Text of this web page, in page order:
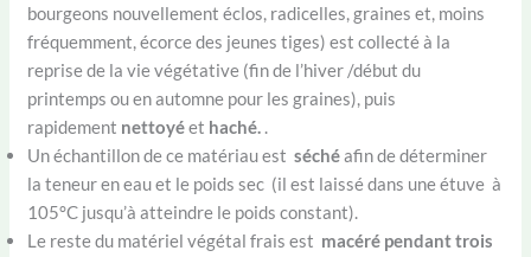
bourgeons nouvellement éclos, radicelles, graines et, moins
fréquemment, écorce des jeunes tiges) est collecté à la
reprise de la vie végétative (fin de l’hiver /début du
printemps ou en automne pour les graines), puis
rapidement nettoyéet haché.
Un échantillon de ce matériau estséchéafin de déterminer
la teneur en eau et le poids sec (il est laissé dans une étuve à
105°C jusqu’à atteindre le poids constant).
Le reste du matériel végétal frais est macéré pendant trois